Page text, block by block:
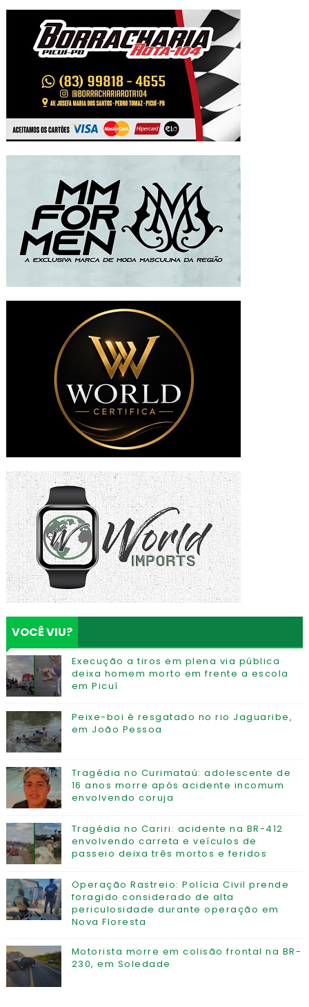
VOCÊ VIU?
Execução a tiros em plena via pública
deixa homem morto em frente a escola
em Picuí
Peixe-boi é resgatado no rio Jaguaribe,
em João Pessoa
Tragédia no Curimataú: adolescente de
16 anos morre após acidente incomum
envolvendo coruja
Tragédia no Cariri: acidente na BR-412
envolvendo carreta e veículos de
passeio deixa três mortos e feridos
Operação Rastreio: Polícia Civil prende
foragido considerado de alta
periculosidade durante operação em
Nova Floresta
Motorista morre em colisão frontal na BR-
230, em Soledade